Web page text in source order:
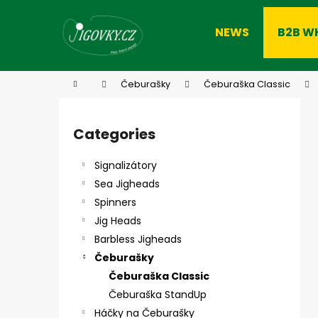
NEWS B2B
Home Čeburašky Čeburaška Classic
Skip
categories
Categories
Signalizátory
Sea Jigheads
Spinners
Jig Heads
Barbless Jigheads
Čeburašky
Čeburaška Classic
Čeburaška StandUp
Háčky na Čeburašky
Back
Back